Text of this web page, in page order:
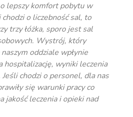
lepszy komfort pobytu w
chodzi o liczebność sal, to
trzy łóżka, sporo jest sal
Wystrój, który
naszym oddziale wpłynie
hospitalizację, wyniki leczenia
chodzi o personel, dla nas
się warunki pracy co
jakość leczenia i opieki nad